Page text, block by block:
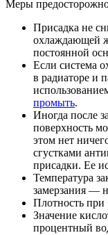
Меры
Присадка не
охлаждающей
постоянной
Если система
в радиаторе и
промыть.
Иногда после
поверхность
этом нет
сгустками
присадки. Ее
Температура
замерзания —
Плотность
Значение
процентный